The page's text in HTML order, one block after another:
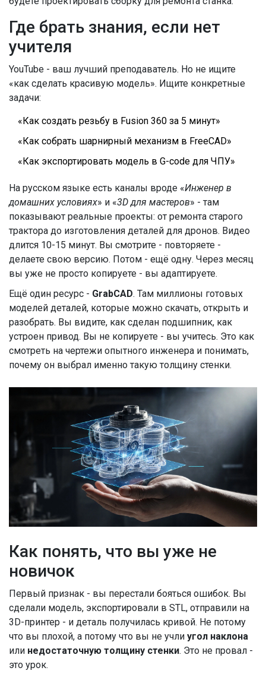
Где брать знания, если нет
учителя
YouTube - ваш лучший преподаватель. Но не ищите
«как сделать красивую модель». Ищите конкретные
задачи:
«Как создать резьбу в Fusion 360 за 5 минут»
«Как собрать шарнирный механизм в FreeCAD»
«Как экспортировать модель в G-code для ЧПУ»
На русском языке есть каналы вроде «Инженер в
домашних условиях» и «3D для мастеров» - там
показывают реальные проекты: от ремонта старого
трактора до изготовления деталей для дронов. Видео
длится 10-15 минут. Вы смотрите - повторяете -
делаете свою версию. Потом - ещё одну. Через месяц
вы уже не просто копируете - вы адаптируете.
Ещё один ресурс - GrabCAD. Там миллионы готовых
моделей деталей, которые можно скачать, открыть и
разобрать. Вы видите, как сделан подшипник, как
устроен привод. Вы не копируете - вы учитесь. Это как
смотреть на чертежи опытного инженера и понимать,
почему он выбрал именно такую толщину стенки.
Как понять, что вы уже не
новичок
Первый признак - вы перестали бояться ошибок. Вы
сделали модель, экспортировали в STL, отправили на
3D-принтер - и деталь получилась кривой. Не потому
что вы плохой, а потому что вы не учли угол наклона
или недостаточную толщину стенки. Это не провал -
это урок.